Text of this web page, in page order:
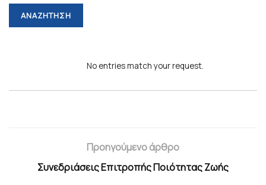
No entries match your request.
Προηγούμενο άρθρο
Συνεδριάσεις Επιτροπής Ποιότητας Ζωής